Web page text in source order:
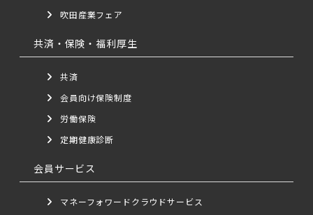
吹田産業フェア
共済・保険・福利厚生
共済
会員向け保険制度
労働保険
定期健康診断
会員サービス
マネーフォワードクラウドサービス